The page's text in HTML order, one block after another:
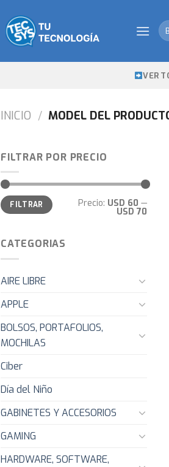
VER
INICIO / MODEL DEL
FILTRAR POR PRECIO
Precio
mínimo
Precio
máximo
FILTRAR Precio: USD 60 —
USD 70
CATEGORIAS
AIRE LIBRE
APPLE
BOLSOS, PORTAFOLIOS,
MOCHILAS
Ciber
Día del Niño
GABINETES Y ACCESORIOS
GAMING
HARDWARE, SOFTWARE,